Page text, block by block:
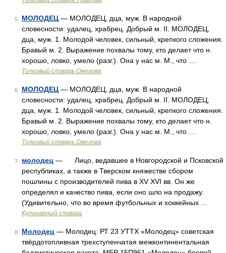
5 МОЛОДЕЦ — МОЛОДЕЦ, дца, муж. В народной
словесности: удалец, храбрец. Добрый м. II. МОЛОДЕЦ,
дца, муж. 1. Молодой человек, сильный, крепкого сложения.
Бравый м. 2. Выражение похвалы тому, кто делает что н.
хорошо, ловко, умело (разг.). Она у нас м. М., что …
Толковый словарь Ожегова
6 МОЛОДЕЦ — МОЛОДЕЦ, дца, муж. В народной
словесности: удалец, храбрец. Добрый м. II. МОЛОДЕЦ,
дца, муж. 1. Молодой человек, сильный, крепкого сложения.
Бравый м. 2. Выражение похвалы тому, кто делает что н.
хорошо, ловко, умело (разг.). Она у нас м. М., что …
Толковый словарь Ожегова
7 молодец — Лицо, ведавшее в Новгородской и Псковской
республиках, а также в Тверском княжестве сбором
пошлины с производителей пива в XV XVI вв. Он же
определял и качество пива, если оно шло на продажу.
(Удивительно, что во время футбольных и хоккейных …
Кулинарный словарь
8 Молодец — Молодец: РТ 23 УТТХ «Молодец» советская
твёрдотопливная трехступенчатая межконтинентальная